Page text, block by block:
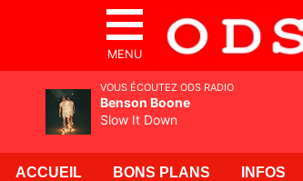
MENU
ACCUEIL BONS PLANS INFOS
VOUS ÉCOUTEZ ODS RADIO
Benson Boone
Slow It Down